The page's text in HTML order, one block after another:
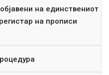
на единствениот
на прописи